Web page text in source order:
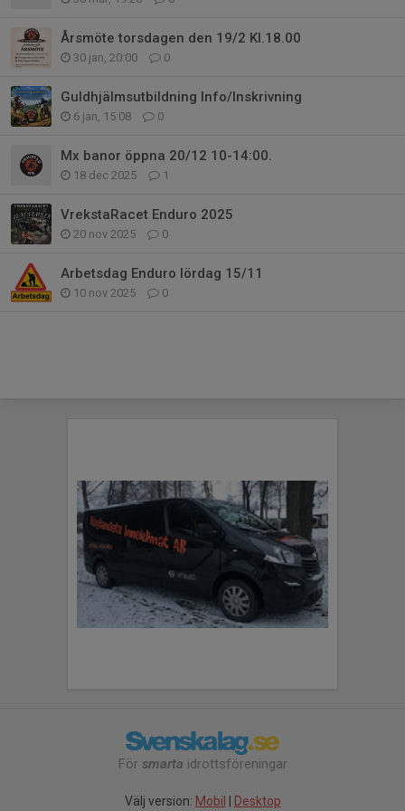
Årsmöte torsdagen den 19/2 Kl.18.00
30 jan, 20:00 0
Guldhjälmsutbildning Info/Inskrivning
6 jan, 15:08 0
Mx banor öppna 20/12 10-14:00.
18 dec 2025 1
VrekstaRacet Enduro 2025
20 nov 2025 0
Arbetsdag Enduro lördag 15/11
10 nov 2025 0
För smarta idrottsföreningar
Välj version: Mobil Desktop